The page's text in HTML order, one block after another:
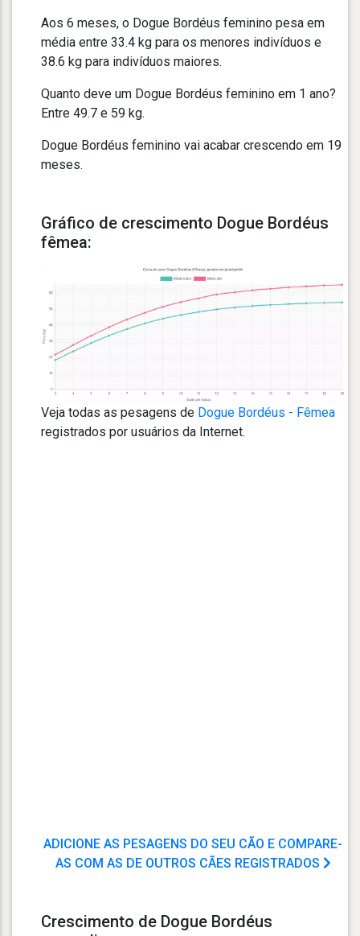
Aos 6 meses, o Dogue Bordéus feminino pesa em
média entre 33.4 kg para os menores indivíduos e
38.6 kg para indivíduos maiores.
Quanto deve um Dogue Bordéus feminino em 1 ano?
Entre 49.7 e 59 kg.
Dogue Bordéus feminino vai acabar crescendo em 19
meses.
Gráfico de crescimento Dogue Bordéus
fêmea:
Veja todas as pesagens de Dogue Bordéus - Fêmea
registrados por usuários da Internet.
ADICIONE AS PESAGENS DO SEU CÃO E COMPARE-
AS COM AS DE OUTROS CÃES REGISTRADOS
Crescimento de Dogue Bordéus